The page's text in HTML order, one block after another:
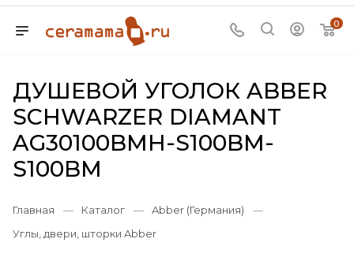
0
ДУШЕВОЙ УГОЛОК ABBER
SCHWARZER DIAMANT
AG30100BMH-S100BM-
S100BM
Главная — Каталог — Abber (Германия)
—
Углы, двери, шторки Abber